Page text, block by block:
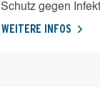
Schutz gegen
WEITERE INFOS